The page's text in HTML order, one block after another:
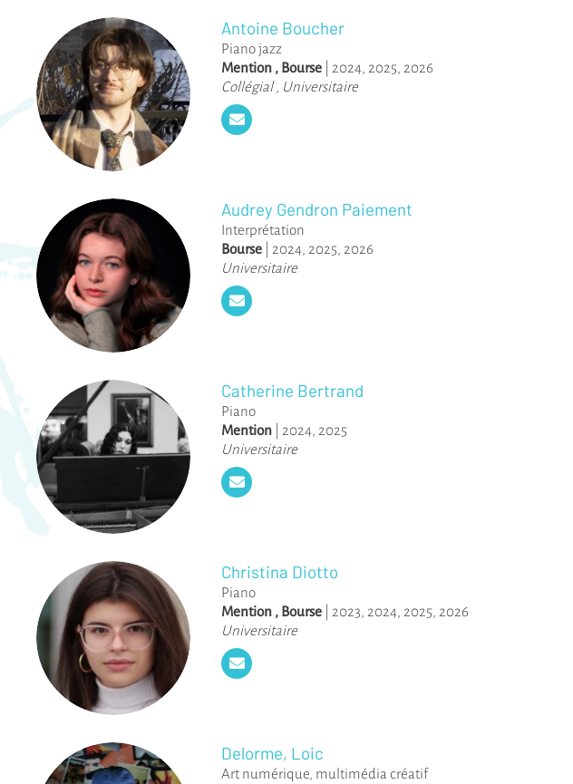
Antoine Boucher
Piano jazz
Mention , Bourse 2024 2025 2026
Collégial, Universitaire
Audrey Gendron Paiement
Interprétation
Bourse
2024 2025 2026
Universitaire
Catherine Bertrand
Piano
Mention
2024 2025
Universitaire
Christina Diotto
Piano
Mention , Bourse 2023 2024 2025 2026
Universitaire
Delorme, Loic
Art numérique, multimédia créatif